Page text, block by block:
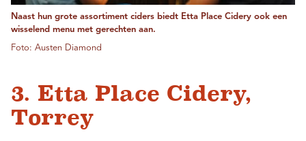
Naast hun grote assortiment ciders biedt Etta Place Cidery ook een
wisselend menu met gerechten aan.
Foto: Austen Diamond
3. Etta Place Cidery,
Torrey